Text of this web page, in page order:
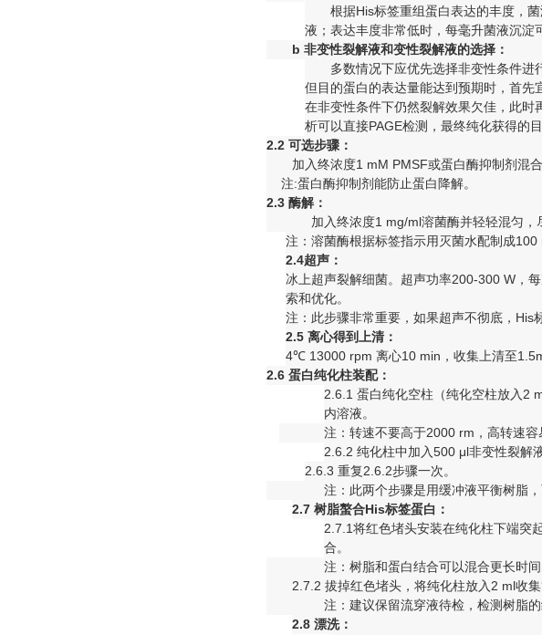
根据His标签重组蛋白表达的丰度，
液；表达丰度非常低时，每毫升菌液沉淀
b 非变性裂解液和变性裂解液的选择：
多数情况下应优先选择非变性条件进
但目的蛋白的表达量能达到预期时，首
在非变性条件下仍然裂解效果欠佳，此
析可以直接PAGE检测，最终纯化获得的
2.2 可选步骤：
加入终浓度1 mM PMSF或蛋白酶抑制剂混合
注:蛋白酶抑制剂能防止蛋白降解。
2.3 酶解：
加入终浓度1 mg/ml溶菌酶并轻轻混匀，
注：溶菌酶根据标签指示用灭菌水配制成
2.4超声：
冰上超声裂解细菌。超声功率200-300 W，
索和优化。
注：此步骤非常重要，如果超声不彻底，His
2.5 离心得到上清：
4℃ 13000 rpm 离心10 min，收集上清至
2.6 蛋白纯化柱装配：
2.6.1 蛋白纯化空柱（纯化空柱放入2
内溶液。
注：转速不要高于2000 rm，高转速容
2.6.2 纯化柱中加入500 μl非变性裂解
2.6.3 重复2.6.2步骤一次。
注：此两个步骤是用缓冲液平衡树脂
2.7 树脂螯合His标签蛋白：
2.7.1将红色堵头安装在纯化柱下端突
合。
注：树脂和蛋白结合可以混合更长时间
2.7.2 拔掉红色堵头，将纯化柱放入2 ml收
注：建议保留流穿液待检，检测树脂的
2.8 漂洗：